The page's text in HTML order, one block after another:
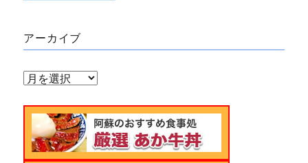
アーカイブ
ア
カ
イ
ブ